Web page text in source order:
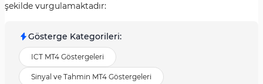
şekilde vurgulamaktadır:
Gösterge Kategorileri:
ICT MT4 Göstergeleri
Sinyal ve Tahmin MT4 Göstergeleri